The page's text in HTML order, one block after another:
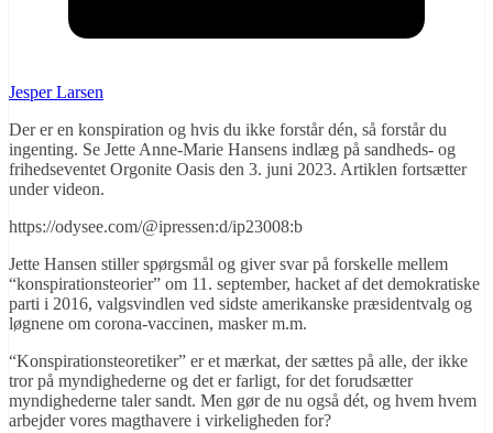
Jesper Larsen
Der er en konspiration og hvis du ikke forstår dén, så forstår du
ingenting. Se Jette Anne-Marie Hansens indlæg på sandheds- og
frihedseventet Orgonite Oasis den 3. juni 2023. Artiklen fortsætter
under videon.
https://odysee.com/@ipressen:d/ip23008:b
Jette Hansen stiller spørgsmål og giver svar på forskelle mellem
“konspirationsteorier” om 11. september, hacket af det demokratiske
parti i 2016, valgsvindlen ved sidste amerikanske præsidentvalg og
løgnene om corona-vaccinen, masker m.m.
“Konspirationsteoretiker” er et mærkat, der sættes på alle, der ikke
tror på myndighederne og det er farligt, for det forudsætter
myndighederne taler sandt. Men gør de nu også dét, og hvem hvem
arbejder vores magthavere i virkeligheden for?